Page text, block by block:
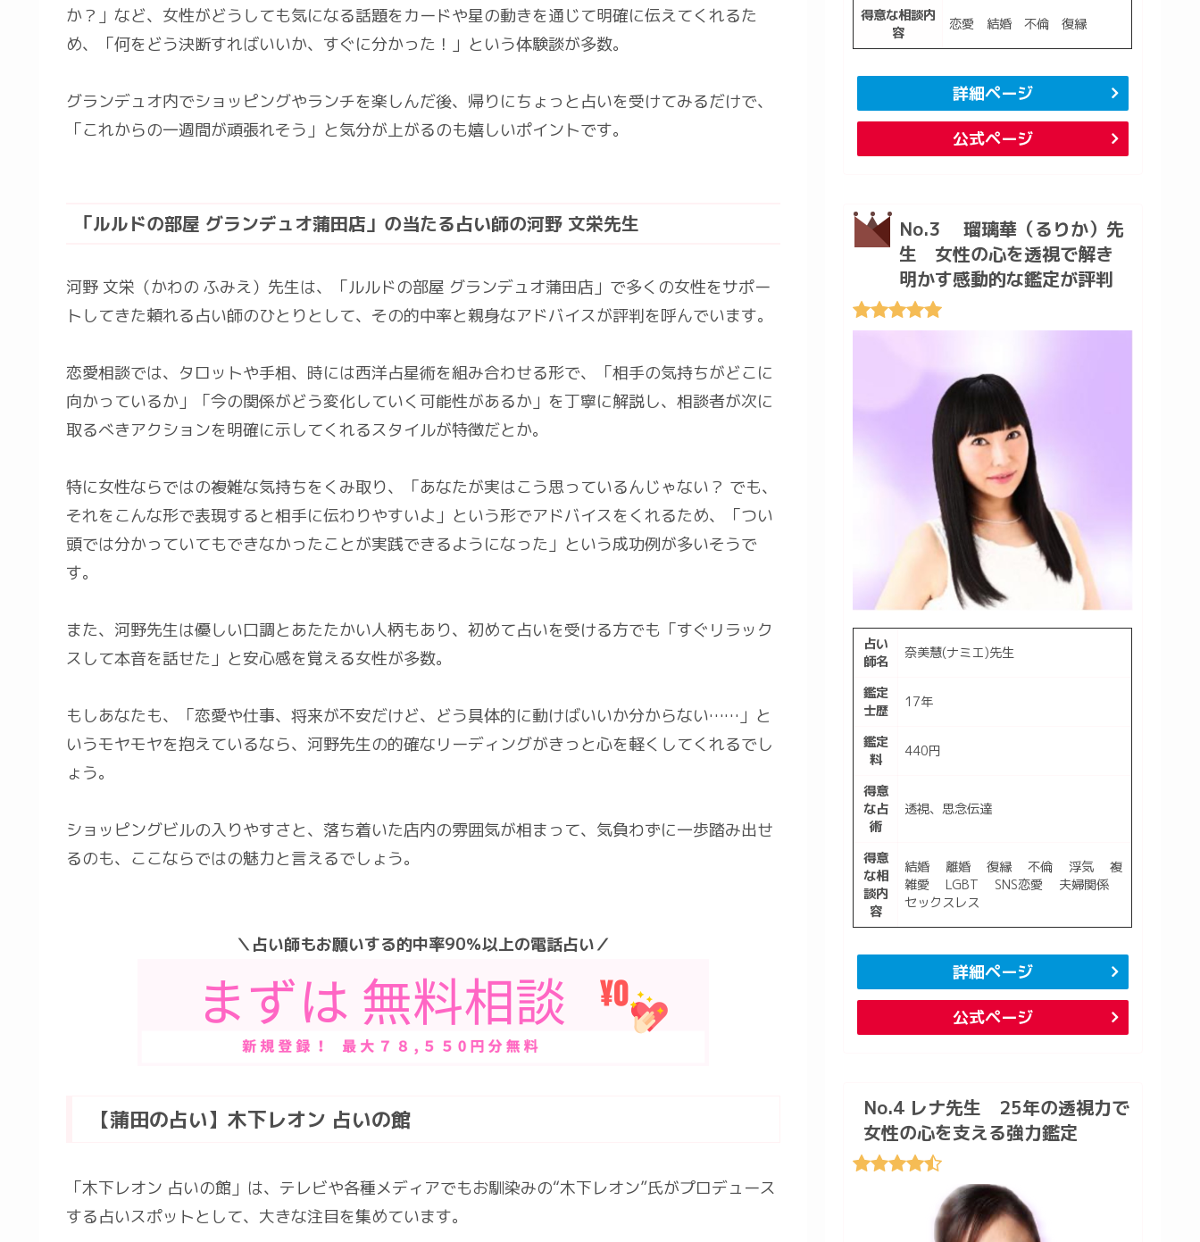
か？」など、女性がどうしても気になる話題をカードや星の動きを通じて明確に伝えてくれるた
め、「何をどう決断すればいいか、すぐに分かった！」という体験談が多数。
グランデュオ内でショッピングやランチを楽しんだ後、帰りにちょっと占いを受けてみるだけで、
「これからの一週間が頑張れそう」と気分が上がるのも嬉しいポイントです。
「ルルドの部屋 グランデュオ蒲田店」の当たる占い師の河野 文栄先生
河野 文栄（かわの ふみえ）先生は、「ルルドの部屋 グランデュオ蒲田店」で多くの女性をサポー
トしてきた頼れる占い師のひとりとして、その的中率と親身なアドバイスが評判を呼んでいます。
恋愛相談では、タロットや手相、時には西洋占星術を組み合わせる形で、「相手の気持ちがどこに
向かっているか」「今の関係がどう変化していく可能性があるか」を丁寧に解説し、相談者が次に
取るべきアクションを明確に示してくれるスタイルが特徴だとか。
特に女性ならではの複雑な気持ちをくみ取り、「あなたが実はこう思っているんじゃない？ でも、
それをこんな形で表現すると相手に伝わりやすいよ」という形でアドバイスをくれるため、「つい
頭では分かっていてもできなかったことが実践できるようになった」という成功例が多いそうで
す。
また、河野先生は優しい口調とあたたかい人柄もあり、初めて占いを受ける方でも「すぐリラック
スして本音を話せた」と安心感を覚える女性が多数。
もしあなたも、「恋愛や仕事、将来が不安だけど、どう具体的に動けばいいか分からない……」と
いうモヤモヤを抱えているなら、河野先生の的確なリーディングがきっと心を軽くしてくれるでし
ょう。
ショッピングビルの入りやすさと、落ち着いた店内の雰囲気が相まって、気負わずに一歩踏み出せ
るのも、ここならではの魅力と言えるでしょう。
＼占い師もお願いする的中率90％以上の電話占い／
【蒲田の占い】木下レオン 占いの館
「木下レオン 占いの館」は、テレビや各種メディアでもお馴染みの“木下レオン”氏がプロデュース
する占いスポットとして、大きな注目を集めています。
得意な相談内
容
恋愛 結婚 不倫 復縁
詳細ページ
公式ページ
No.3 瑠璃華（るりか）先
生 女性の心を透視で解き
明かす感動的な鑑定が評判
占い
師名
奈美慧(ナミエ)先生
鑑定
士歴
17年
鑑定
料
440円
得意
な占
術
透視、思念伝達
得意
な相
談内
容
結婚 離婚 復縁 不倫 浮気 複
雑愛 LGBT SNS恋愛 夫婦関係
セックスレス
詳細ページ
公式ページ
No.4 レナ先生 25年の透視力で
女性の心を支える強力鑑定